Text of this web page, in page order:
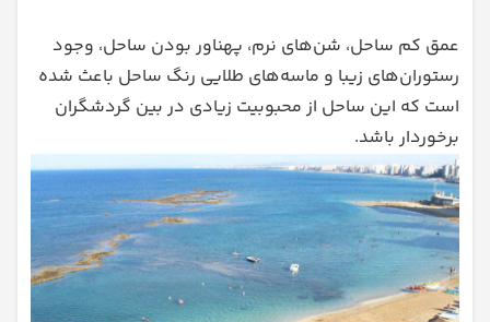
عمق کم ساحل، شن‌های نرم، پهناور بودن ساحل، وجود
رستوران‌های زیبا و ماسه‌های طلایی رنگ ساحل باعث شده
است که این ساحل از محبوبیت زیادی در بین گردشگران
برخوردار باشد.